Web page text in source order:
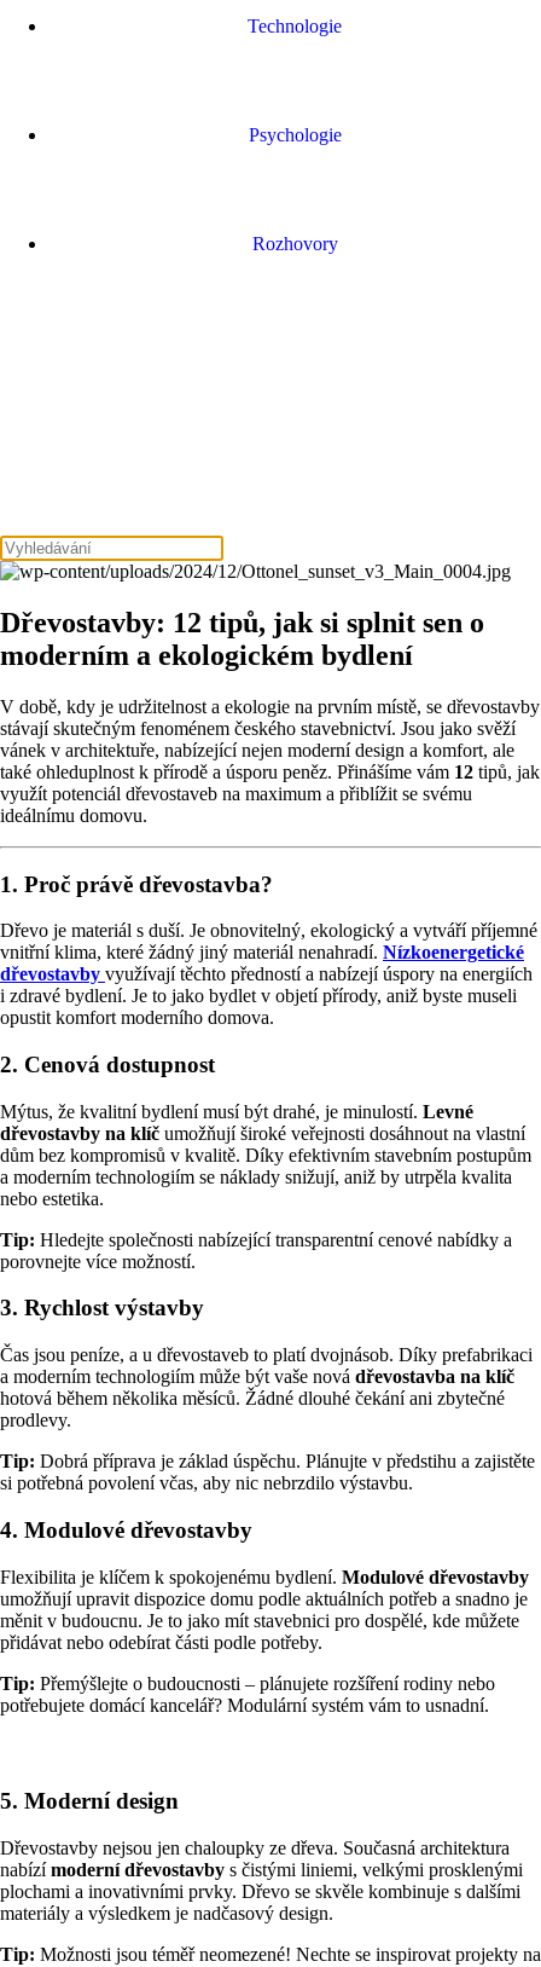
Technologie
Psychologie
Rozhovory
Dřevostavby: 12 tipů, jak si splnit sen o
moderním a ekologickém bydlení
V době, kdy je udržitelnost a ekologie na prvním místě, se dřevostavby
stávají skutečným fenoménem českého stavebnictví. Jsou jako svěží
vánek v architektuře, nabízející nejen moderní design a komfort, ale
také ohleduplnost k přírodě a úsporu peněz. Přinášíme vám 12 tipů, jak
využít potenciál dřevostaveb na maximum a přiblížit se svému
ideálnímu domovu.
1. Proč právě dřevostavba?
Dřevo je materiál s duší. Je obnovitelný, ekologický a vytváří příjemné
vnitřní klima, které žádný jiný materiál nenahradí. Nízkoenergetické
dřevostavby využívají těchto předností a nabízejí úspory na energiích
i zdravé bydlení. Je to jako bydlet v objetí přírody, aniž byste museli
opustit komfort moderního domova.
2. Cenová dostupnost
Mýtus, že kvalitní bydlení musí být drahé, je minulostí. Levné
dřevostavby na klíč umožňují široké veřejnosti dosáhnout na vlastní
dům bez kompromisů v kvalitě. Díky efektivním stavebním postupům
a moderním technologiím se náklady snižují, aniž by utrpěla kvalita
nebo estetika.
Tip: Hledejte společnosti nabízející transparentní cenové nabídky a
porovnejte více možností.
3. Rychlost výstavby
Čas jsou peníze, a u dřevostaveb to platí dvojnásob. Díky prefabrikaci
a moderním technologiím může být vaše nová dřevostavba na klíč
hotová během několika měsíců. Žádné dlouhé čekání ani zbytečné
prodlevy.
Tip: Dobrá příprava je základ úspěchu. Plánujte v předstihu a zajistěte
si potřebná povolení včas, aby nic nebrzdilo výstavbu.
4. Modulové dřevostavby
Flexibilita je klíčem k spokojenému bydlení. Modulové dřevostavby
umožňují upravit dispozice domu podle aktuálních potřeb a snadno je
měnit v budoucnu. Je to jako mít stavebnici pro dospělé, kde můžete
přidávat nebo odebírat části podle potřeby.
Tip: Přemýšlejte o budoucnosti – plánujete rozšíření rodiny nebo
potřebujete domácí kancelář? Modulární systém vám to usnadní.
5. Moderní design
Dřevostavby nejsou jen chaloupky ze dřeva. Současná architektura
nabízímoderní dřevostavby s čistými liniemi, velkými prosklenými
plochami a inovativními prvky. Dřevo se skvěle kombinuje s dalšími
materiály a výsledkem je nadčasový design.
Tip: Možnosti jsou téměř neomezené! Nechte se inspirovat projekty na